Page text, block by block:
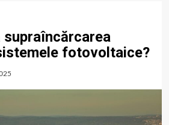
supraîncărcarea
fotovoltaice?